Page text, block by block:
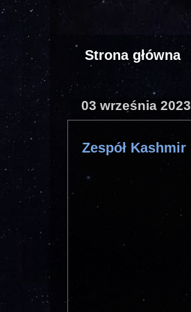
Strona główna
03 września 2023
Zespół Kashmir